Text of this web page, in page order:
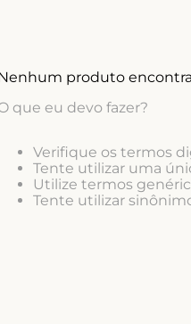
produto
que eu devo fazer?
Verifique os termos
Tente utilizar uma
Utilize termos
Tente utilizar